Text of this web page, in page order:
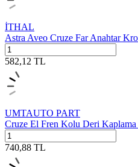
İTHAL
Astra Aveo Cruze Far Anahtar
582,12 TL
UMTAUTO PART
Cruze El Fren Kolu Deri Kaplama
740,88 TL